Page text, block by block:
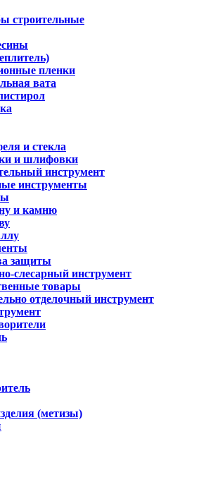
строительные
пленки
вата
и стекла
и шлифовки
инструмент
инструменты
и камню
защиты
слесарный инструмент
товары
отделочный инструмент
(метизы)